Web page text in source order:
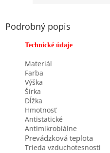
Podrobný popis
Technické údaje
Materiál
Farba
Výška
Šírka
Dĺžka
Hmotnosť
Antistatické
Antimikrobiálne
Prevádzková teplota
Trieda vzduchotesnosti